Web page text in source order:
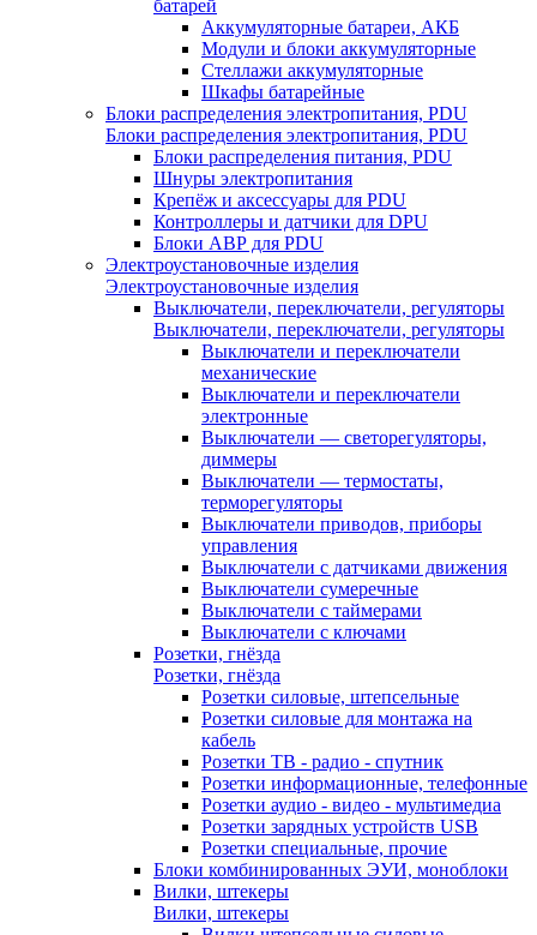
батарей
Аккумуляторные батареи, АКБ
Модули и блоки аккумуляторные
Стеллажи аккумуляторные
Шкафы батарейные
Блоки распределения электропитания, PDU
Блоки распределения электропитания, PDU
Блоки распределения питания, PDU
Шнуры электропитания
Крепёж и аксессуары для PDU
Контроллеры и датчики для DPU
Блоки АВР для PDU
Электроустановочные изделия
Электроустановочные изделия
Выключатели, переключатели, регуляторы
Выключатели, переключатели, регуляторы
Выключатели и переключатели
механические
Выключатели и переключатели
электронные
Выключатели — светорегуляторы,
диммеры
Выключатели — термостаты,
терморегуляторы
Выключатели приводов, приборы
управления
Выключатели с датчиками движения
Выключатели сумеречные
Выключатели с таймерами
Выключатели с ключами
Розетки, гнёзда
Розетки, гнёзда
Розетки силовые, штепсельные
Розетки силовые для монтажа на
кабель
Розетки ТВ - радио - спутник
Розетки информационные, телефонные
Розетки аудио - видео - мультимедиа
Розетки зарядных устройств USB
Розетки специальные, прочие
Блоки комбинированных ЭУИ, моноблоки
Вилки, штекеры
Вилки, штекеры